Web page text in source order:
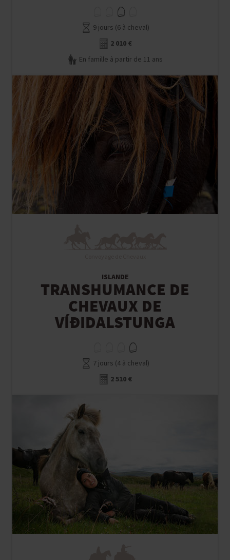
9 jours (6 à cheval)
2 010 €
En famille à partir de 11 ans
ISLANDE
TRANSHUMANCE DE
CHEVAUX DE
VÍÐIDALSTUNGA
7 jours (4 à cheval)
2 510 €